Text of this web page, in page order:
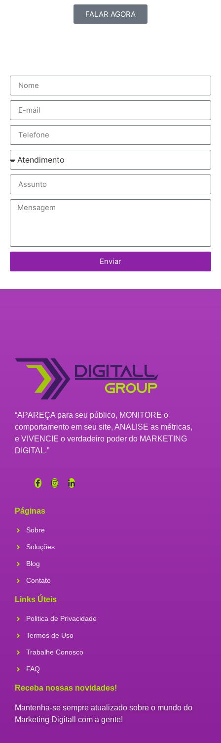
FALAR AGORA
Enviar
“APAREÇA para seu público, MONITORE o
comportamento em seu site, ANALISE as métricas,
e VIVENCIE o verdadeiro poder do MARKETING
DIGITAL.”
Páginas
Sobre
Soluções
Blog
Contato
Links Úteis
Politica de Privacidade
Termos de Uso
Trabalhe Conosco
FAQ
Receba nossas novidades!
Mantenha-se sempre atualizado sobre o mundo do
Marketing Digitall com a gente!